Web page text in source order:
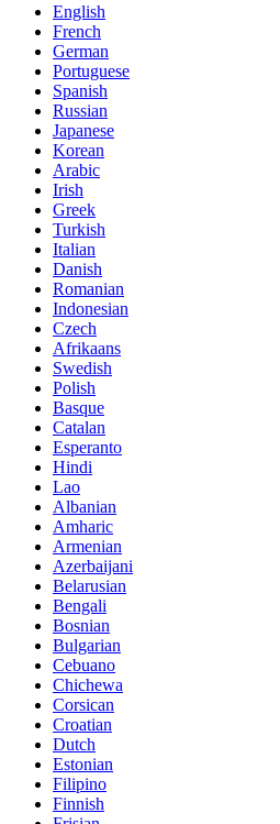
English
French
German
Portuguese
Spanish
Russian
Japanese
Korean
Arabic
Irish
Greek
Turkish
Italian
Danish
Romanian
Indonesian
Czech
Afrikaans
Swedish
Polish
Basque
Catalan
Esperanto
Hindi
Lao
Albanian
Amharic
Armenian
Azerbaijani
Belarusian
Bengali
Bosnian
Bulgarian
Cebuano
Chichewa
Corsican
Croatian
Dutch
Estonian
Filipino
Finnish